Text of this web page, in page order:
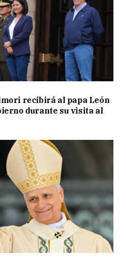
recibirá al papa León
durante su visita al